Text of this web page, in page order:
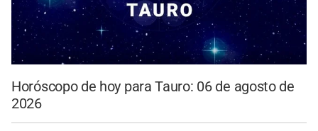
Horóscopo de hoy para Tauro: 06 de agosto de
2026